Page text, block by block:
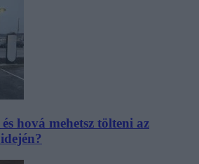
hová mehetsz tölteni az